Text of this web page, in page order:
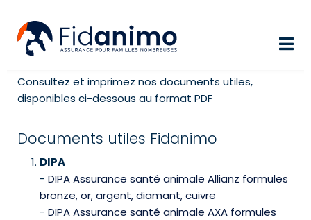
Consultez et imprimez nos documents utiles,
disponibles ci-dessous au format PDF
Documents utiles Fidanimo
DIPA
- DIPA Assurance santé animale Allianz formules
bronze, or, argent, diamant, cuivre
- DIPA Assurance santé animale AXA formules